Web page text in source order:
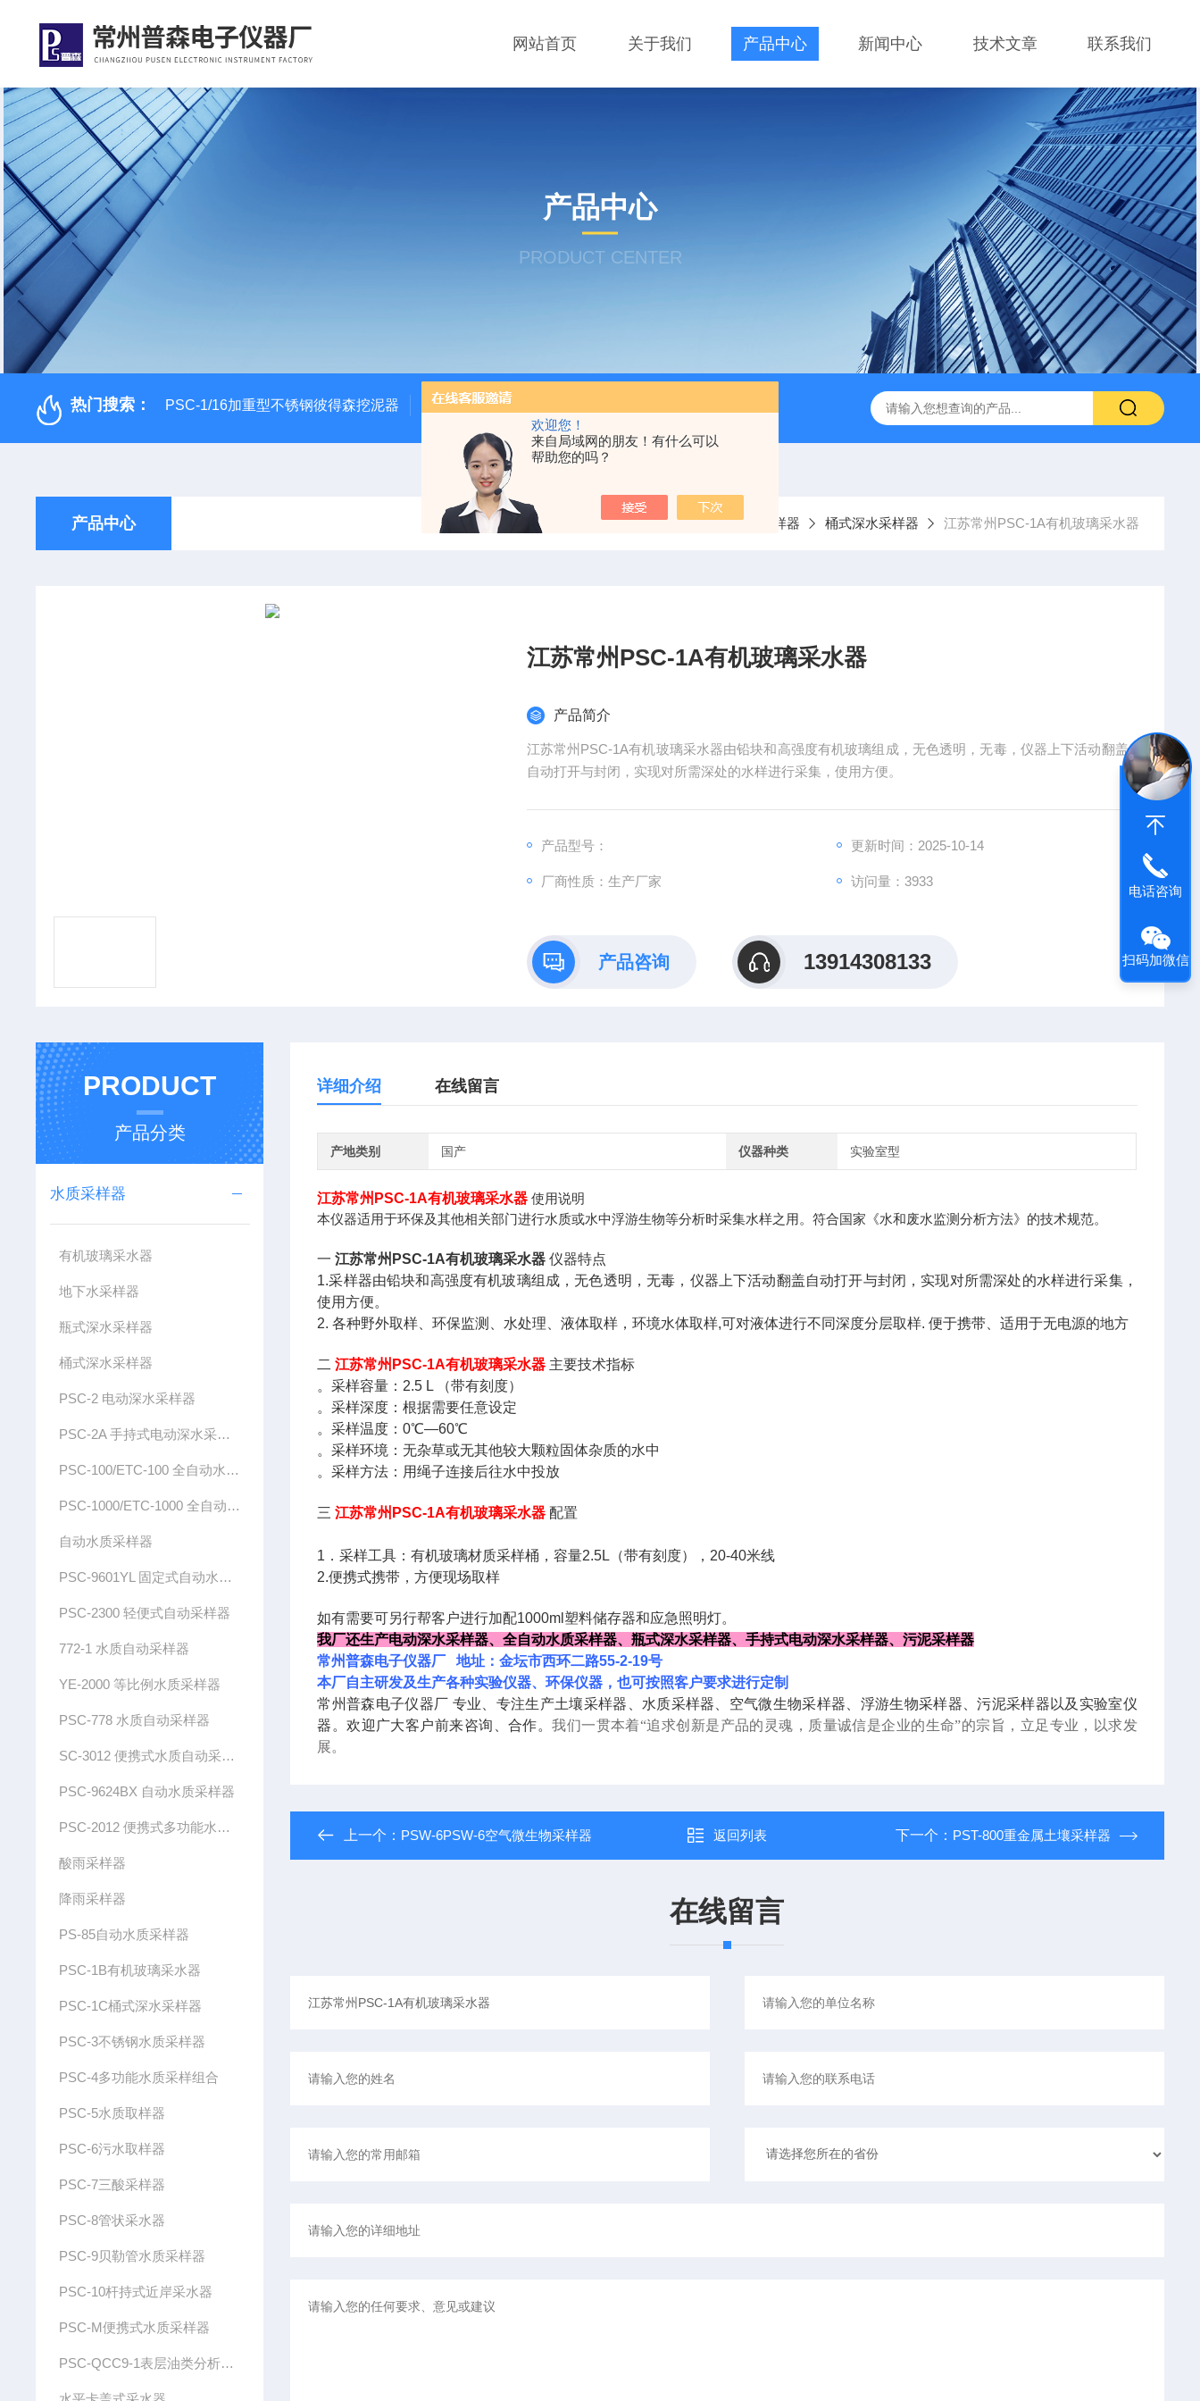
欢迎您！
来自局域网的朋友！有什么可以
帮助您的吗？
网站首页 关于我们 产品中心 新闻中心 技术文章 联系我们
产品中心
PRODUCT CENTER
热门搜索： PSC-1/16加重型不锈钢彼得森挖泥器 Beeker型沉积物原状采样器（柱状底泥采样器） PS-TQS浅水型浮游生物网 PST-DD电动土壤采样器 PSC-26便
产品中心 当前位置：首页 产品中心 水质采样器 桶式深水采样器 江苏常州PSC-1A有机玻璃采水器
江苏常州PSC-1A有机玻璃采水器
产品简介
江苏常州PSC-1A有机玻璃采水器由铅块和高强度有机玻璃组成，无色透明，无毒，仪器上下活动翻盖
自动打开与封闭，实现对所需深处的水样进行采集，使用方便。
产品型号： 更新时间：2025-10-14
厂商性质：生产厂家 访问量：3933
产品咨询 13914308133
PRODUCT
产品分类
水质采样器
有机玻璃采水器
地下水采样器
瓶式深水采样器
桶式深水采样器
PSC-2 电动深水采样器
PSC-2A 手持式电动深水采样器
PSC-100/ETC-100 全自动水质采样器
PSC-1000/ETC-1000 全自动水质采样器
自动水质采样器
PSC-9601YL 固定式自动水质采样器
PSC-2300 轻便式自动采样器
772-1 水质自动采样器
YE-2000 等比例水质采样器
PSC-778 水质自动采样器
SC-3012 便携式水质自动采样器
PSC-9624BX 自动水质采样器
PSC-2012 便携式多功能水质自动采样器（带流量控制）
酸雨采样器
降雨采样器
PS-85自动水质采样器
PSC-1B有机玻璃采水器
PSC-1C桶式深水采样器
PSC-3不锈钢水质采样器
PSC-4多功能水质采样组合
PSC-5水质取样器
PSC-6污水取样器
PSC-7三酸采样器
PSC-8管状采水器
PSC-9贝勒管水质采样器
PSC-10杆持式近岸采水器
PSC-M便携式水质采样器
PSC-QCC9-1表层油类分析采水器
详细介绍 在线留言
产地类别 国产 仪器种类 实验室型
江苏常州PSC-1A有机玻璃采水器 使用说明
本仪器适用于环保及其他相关部门进行水质或水中浮游生物等分析时采集水样之用。符合国家《水和废水监测分析方法》的技术规范。
一江苏常州PSC-1A有机玻璃采水器仪器特点
1.采样器由铅块和高强度有机玻璃组成，无色透明，无毒，仪器上下活动翻盖自动打开与封闭，实现对所需深处的水样进行采集，
使用方便。
2. 各种野外取样、环保监测、水处理、液体取样，环境水体取样,可对液体进行不同深度分层取样. 便于携带、适用于无电源的地方
二江苏常州PSC-1A有机玻璃采水器 主要技术指标
。采样容量：2.5 L （带有刻度）
。采样深度：根据需要任意设定
。采样温度：0℃—60℃
。采样环境：无杂草或无其他较大颗粒固体杂质的水中
。采样方法：用绳子连接后往水中投放
三江苏常州PSC-1A有机玻璃采水器 配置
1．采样工具：有机玻璃材质采样桶，容量2.5L（带有刻度），20-40米线
2.便携式携带，方便现场取样
如有需要可另行帮客户进行加配1000ml塑料储存器和应急照明灯。
我厂还生产电动深水采样器、全自动水质采样器、瓶式深水采样器、手持式电动深水采样器、污泥采样器
常州普森电子仪器厂 地址：金坛市西环二路55-2-19号
本厂自主研发及生产各种实验仪器、环保仪器，也可按照客户要求进行定制
常州普森电子仪器厂 专业、专注生产土壤采样器、水质采样器、空气微生物采样器、浮游生物采样器、污泥采样器以及实验室仪
器。欢迎广大客户前来咨询、合作。我们一贯本着“追求创新是产品的灵魂，质量诚信是企业的生命”的宗旨 ，立足专业，以求发
展。
上一个： PSW-6PSW-6空气微生物采样器 返回列表 下一个： PST-800重金属土壤采样器
在线留言
电话咨询
扫码加微信